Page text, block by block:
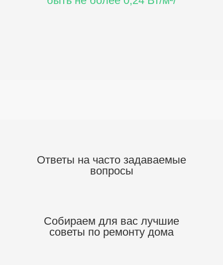
Ответы на часто задаваемые
вопросы
Собираем для вас лучшие
советы по ремонту дома